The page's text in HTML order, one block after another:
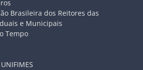
Brasileira dos Reitores das
e Municipais
Tempo